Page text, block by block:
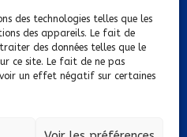
des technologies telles que les
des appareils. Le fait de
des données telles que le
ce site. Le fait de ne pas
un effet négatif sur certaines